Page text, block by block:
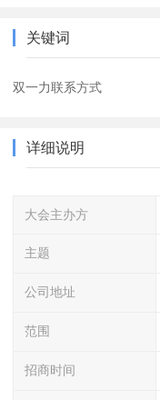
关键词
双一力联系方式
详细说明
大会主办方
主题
公司地址
范围
招商时间